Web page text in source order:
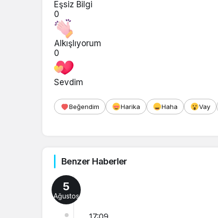
Eşsiz Bilgi
0
Alkışlıyorum
0
Sevdim
Beğendim Harika Haha Vay
Benzer Haberler
5
Ağustos